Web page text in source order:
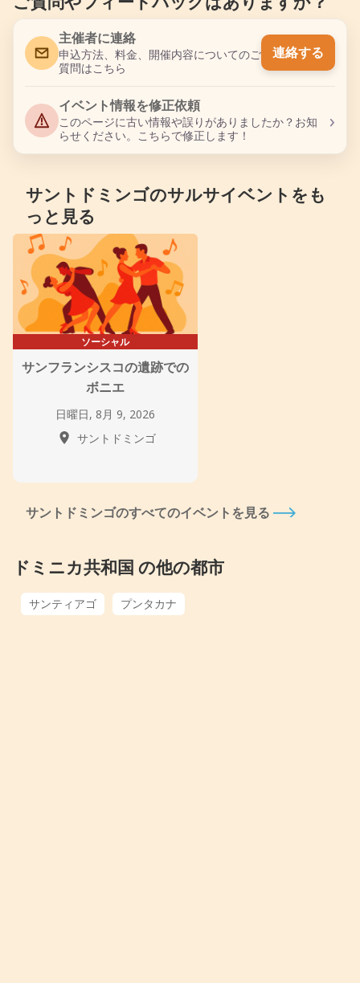
主催者に連絡
申込方法、料金、開催内容についてのご
質問はこちら
連絡する
イベント情報を修正依頼
このページに古い情報や誤りがありましたか？お知
らせください。こちらで修正します！
›
サントドミンゴのサルサイベントをも
っと見る
ソーシャル
サンフランシスコの遺跡での
ボニエ
日曜日, 8月 9, 2026
サントドミンゴ
サントドミンゴのすべてのイベントを見る
ドミニカ共和国 の他の都市
サンティアゴ プンタカナ